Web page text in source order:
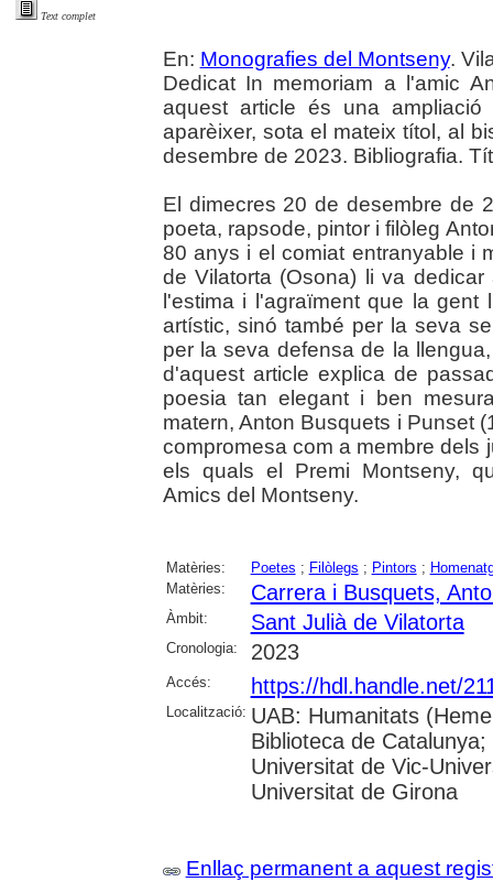
Text complet
En: Monografies del Montseny.
Dedicat In memoriam a l'amic
aquest article és una
aparèixer, sota el mateix títol, al
desembre de 2023. Bibliografia.
El dimecres 20 de desembre de
poeta, rapsode, pintor i filòleg
80 anys i el comiat entranyable i
de Vilatorta (Osona) li va
l'estima i l'agraïment que la gent
artístic, sinó també per la seva
per la seva defensa de la
d'aquest article explica de
poesia tan elegant i ben
matern, Anton Busquets i Punset
compromesa com a membre dels
els quals el Premi Montseny,
Amics del Montseny.
Matèries: Poetes ; Filòlegs ; Pintors ;
Matèries:
Carrera i Busquets,
Àmbit: Sant Julià de Vilatorta
Cronologia: 2023
Accés: https://hdl.handle.net/
Localització: UAB: Humanitats
Biblioteca de
Universitat de Vic-
Universitat de Girona
Enllaç permanent a aquest